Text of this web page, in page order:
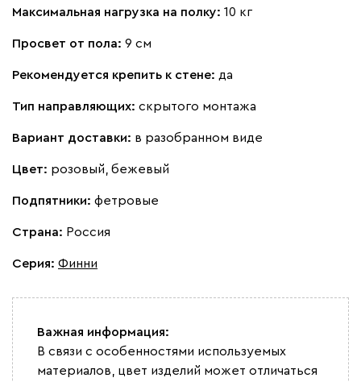
Максимальная нагрузка на полку: 10 кг
Просвет от пола: 9 см
Рекомендуется крепить к стене: да
Тип направляющих: скрытого монтажа
Вариант доставки: в разобранном виде
Цвет: розовый, бежевый
Подпятники: фетровые
Страна: Россия
Серия: Финни
Важная информация:
В связи с особенностями используемых
материалов, цвет изделий может отличаться